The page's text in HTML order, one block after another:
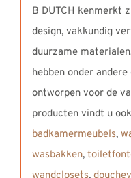
B DUTCH kenmerkt
design, vakkundig
duurzame
hebben onder andere
ontworpen voor de
producten vindt u
badkamermeubels,
wasbakken,
wandclosets,